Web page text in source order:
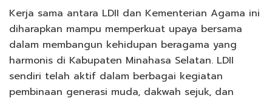
Kerja sama antara LDII dan Kementerian Agama ini
diharapkan mampu memperkuat upaya bersama
dalam membangun kehidupan beragama yang
harmonis di Kabupaten Minahasa Selatan. LDII
sendiri telah aktif dalam berbagai kegiatan
pembinaan generasi muda, dakwah sejuk, dan